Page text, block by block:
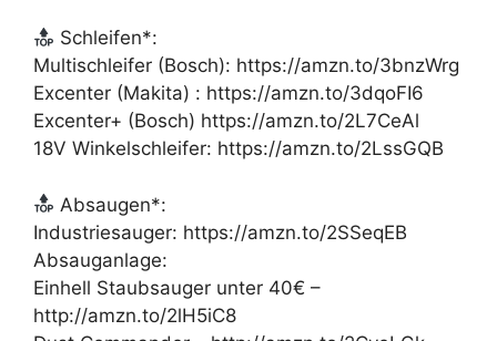
Schleifen*:
Multischleifer (Bosch): https://amzn.to/3bnzWrg
Excenter (Makita) : https://amzn.to/3dqoFI6
Excenter+ (Bosch) https://amzn.to/2L7CeAl
18V Winkelschleifer: https://amzn.to/2LssGQB
Absaugen*:
Industriesauger: https://amzn.to/2SSeqEB
Absauganlage:
Einhell Staubsauger unter 40€ –
http://amzn.to/2lH5iC8